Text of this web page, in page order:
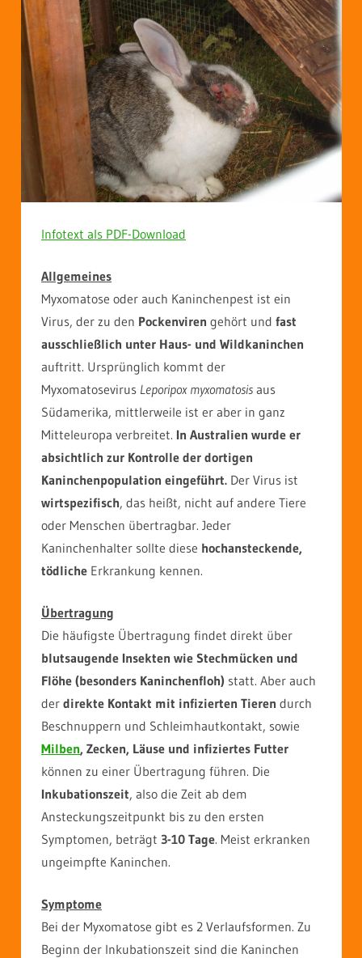
Infotext als PDF-Download
Allgemeines
Myxomatose oder auch Kaninchenpest ist ein
Virus, der zu den Pockenviren gehört und fast
ausschließlich unter Haus- und Wildkaninchen
auftritt. Ursprünglich kommt der
Myxomatosevirus Leporipox myxomatosis aus
Südamerika, mittlerweile ist er aber in ganz
Mitteleuropa verbreitet. In Australien wurde er
absichtlich zur Kontrolle der dortigen
Kaninchenpopulation eingeführt. Der Virus ist
wirtspezifisch, das heißt, nicht auf andere Tiere
oder Menschen übertragbar. Jeder
Kaninchenhalter sollte diese hochansteckende,
tödliche Erkrankung kennen.
Übertragung
Die häufigste Übertragung findet direkt über
blutsaugende Insekten wie Stechmücken und
Flöhe (besonders Kaninchenfloh) statt. Aber auch
der direkte Kontakt mit infizierten Tieren durch
Beschnuppern und Schleimhautkontakt, sowie
Milben, Zecken, Läuse und infiziertes Futter
können zu einer Übertragung führen. Die
Inkubationszeit, also die Zeit ab dem
Ansteckungszeitpunkt bis zu den ersten
Symptomen, beträgt 3-10 Tage. Meist erkranken
ungeimpfte Kaninchen.
Symptome
Bei der Myxomatose gibt es 2 Verlaufsformen. Zu
Beginn der Inkubationszeit sind die Kaninchen